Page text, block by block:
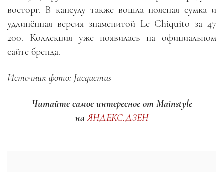
восторг. В капсулу также вошла поясная сумка и
удлинённая версия знаменитой Le Chiquito за 47
200. Коллекция уже появилась на официальном
сайте бренда.
Источник фото: Jacquemus
Читайте самое интересное от Mainstyle
наЯНДЕКС.ДЗЕН